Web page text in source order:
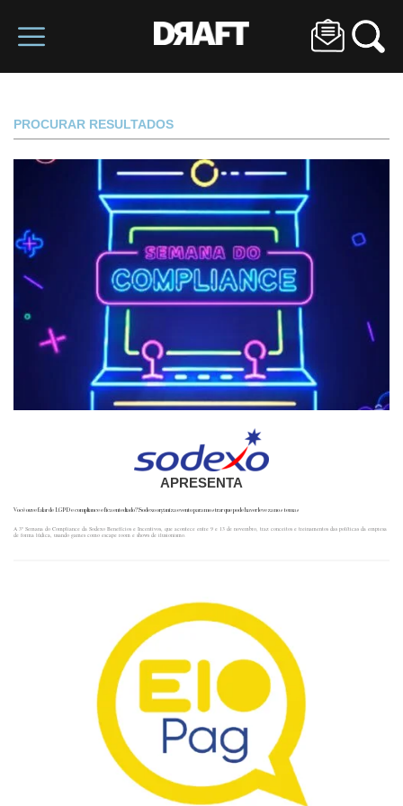
PROCURAR RESULTADOS
APRESENTA
Você ouve falar de LGPD e compliance e fica entediado? Sodexo organiza evento para mostrar que pode haver leveza nos temas
A 3ª Semana do Compliance da Sodexo Benefícios e Incentivos, que acontece entre 9 e 13 de novembro, traz conceitos e treinamentos das políticas da empresa
de forma lúdica, usando games como escape room e shows de ilusionismo.